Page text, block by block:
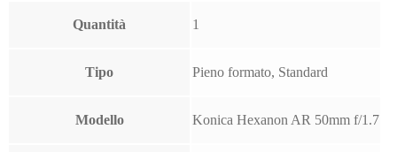
Quantità 1
Tipo Pieno formato, Standard
Modello Konica Hexanon AR 50mm f/1.7